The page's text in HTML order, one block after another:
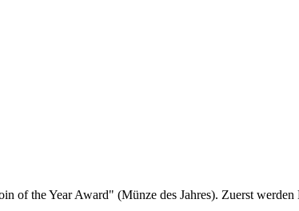
of the Year Award" (Münze des Jahres). Zuerst